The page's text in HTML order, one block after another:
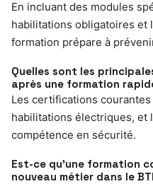
En incluant des modules
habilitations obligatoires et
formation prépare à
Quelles sont les
après une formation
Les certifications
habilitations électriques, et
compétence en sécurité.
Est-ce qu’une formation
nouveau métier dans le